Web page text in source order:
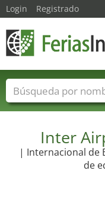
Inter
| Internacional de
de
Login Registrado
Nombres de ferias
Sectores de